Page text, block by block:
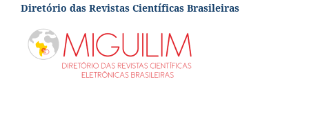
Diretório das Revistas Científicas Brasileiras